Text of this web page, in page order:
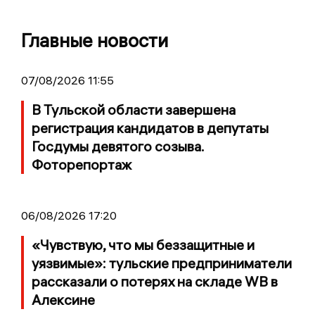
Главные новости
07/08/2026 11:55
В Тульской области завершена
регистрация кандидатов в депутаты
Госдумы девятого созыва.
Фоторепортаж
06/08/2026 17:20
«Чувствую, что мы беззащитные и
уязвимые»: тульские предприниматели
рассказали о потерях на складе WB в
Алексине